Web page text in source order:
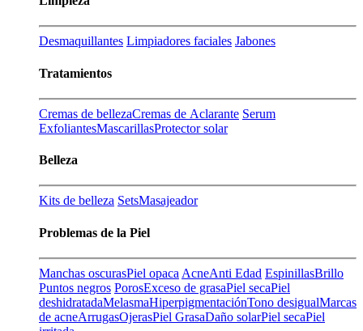
Desmaquillantes Limpiadores faciales Jabones
Tratamientos
Cremas de bellezaCremas de Aclarante Serum
ExfoliantesMascarillasProtector solar
Belleza
Kits de belleza SetsMasajeador
Problemas de la Piel
Manchas oscurasPiel opaca AcneAnti Edad EspinillasBrillo
Puntos negros PorosExceso de grasaPiel secaPiel
deshidratadaMelasmaHiperpigmentaciónTono desigualMarcas
de acneArrugasOjerasPiel GrasaDaño solarPiel secaPiel